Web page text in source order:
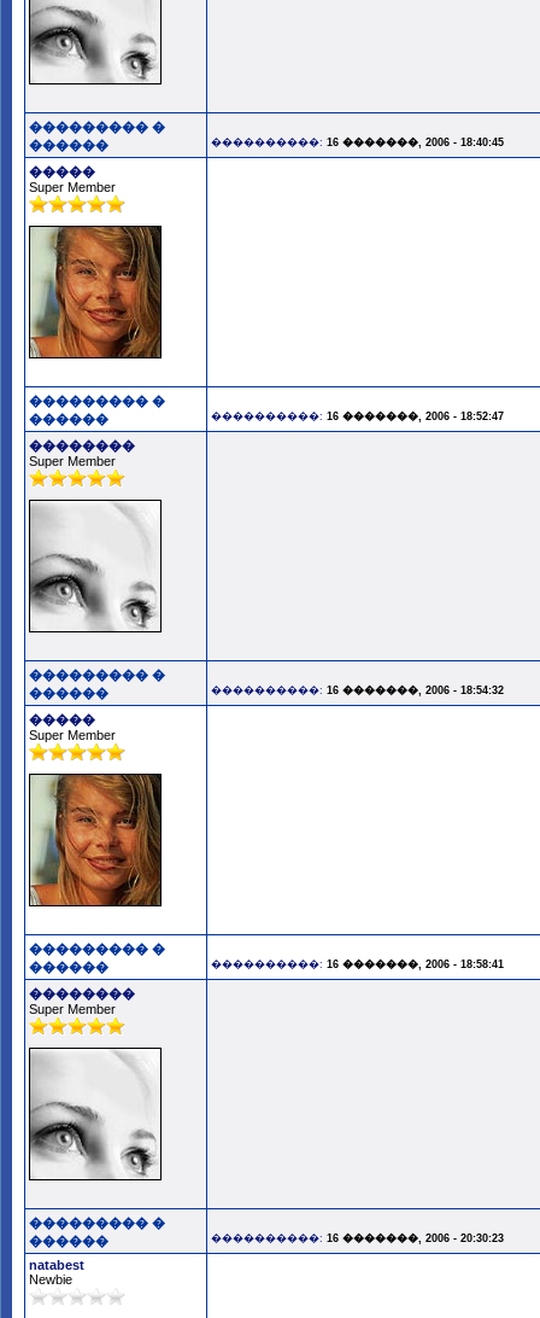
��������� �
������
����������: 16 �������, 2006 - 18:40:45
�����
Super Member
��������� �
������
����������: 16 �������, 2006 - 18:52:47
��������
Super Member
��������� �
������
����������: 16 �������, 2006 - 18:54:32
�����
Super Member
��������� �
������
����������: 16 �������, 2006 - 18:58:41
��������
Super Member
��������� �
������
����������: 16 �������, 2006 - 20:30:23
natabest
Newbie